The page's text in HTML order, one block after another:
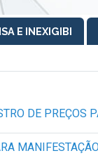
E INEXIGIBI
DE PREÇOS